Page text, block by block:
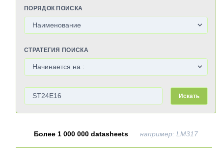
ПОРЯДОК ПОИСКА
СТРАТЕГИЯ ПОИСКА
Искать
Более 1 000 000 datasheets например: LM317